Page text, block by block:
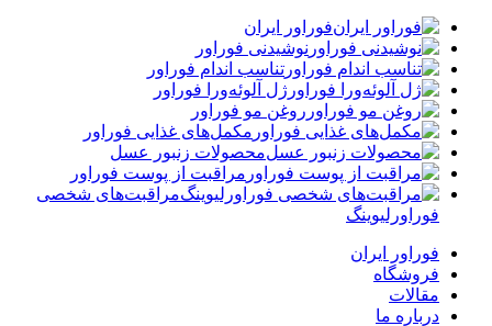
فوراور ایران
نوشیدنی فوراور
تناسب اندام فوراور
ژل آلوئه‌ورا فوراور
روغن مو فوراور
مکمل‌های غذایی فوراور
محصولات زنبور عسل
مراقبت از پوست فوراور
مراقبت‌های شخصی
فوراورلیوینگ
فوراور ایران
فروشگاه
مقالات
درباره ما